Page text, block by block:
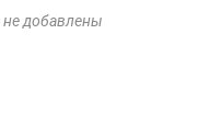
добавлены